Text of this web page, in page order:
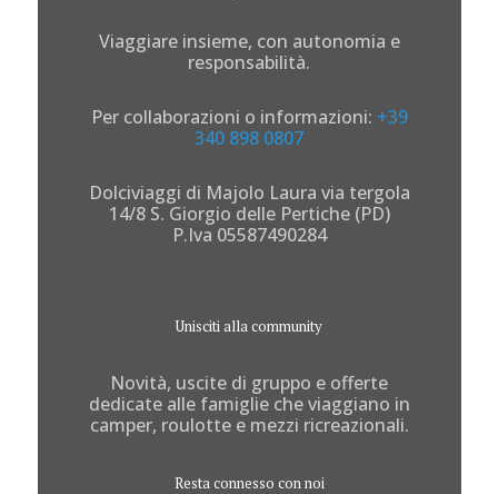
Viaggiare insieme, con autonomia e
responsabilità.
Per collaborazioni o informazioni: +39
340 898 0807
Dolciviaggi di Majolo Laura via tergola
14/8 S. Giorgio delle Pertiche (PD)
P.Iva 05587490284
Unisciti alla community
Novità, uscite di gruppo e offerte
dedicate alle famiglie che viaggiano in
camper, roulotte e mezzi ricreazionali.
Resta connesso con noi